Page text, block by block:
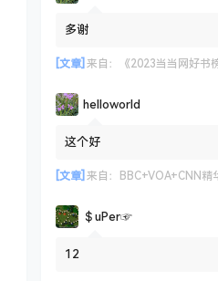
多谢
[文章] 来自： 《2023当当网好书榜70本》
helloworld
这个好
[文章] 来自： BBC+VOA+CNN精
＄uΡer☞
12